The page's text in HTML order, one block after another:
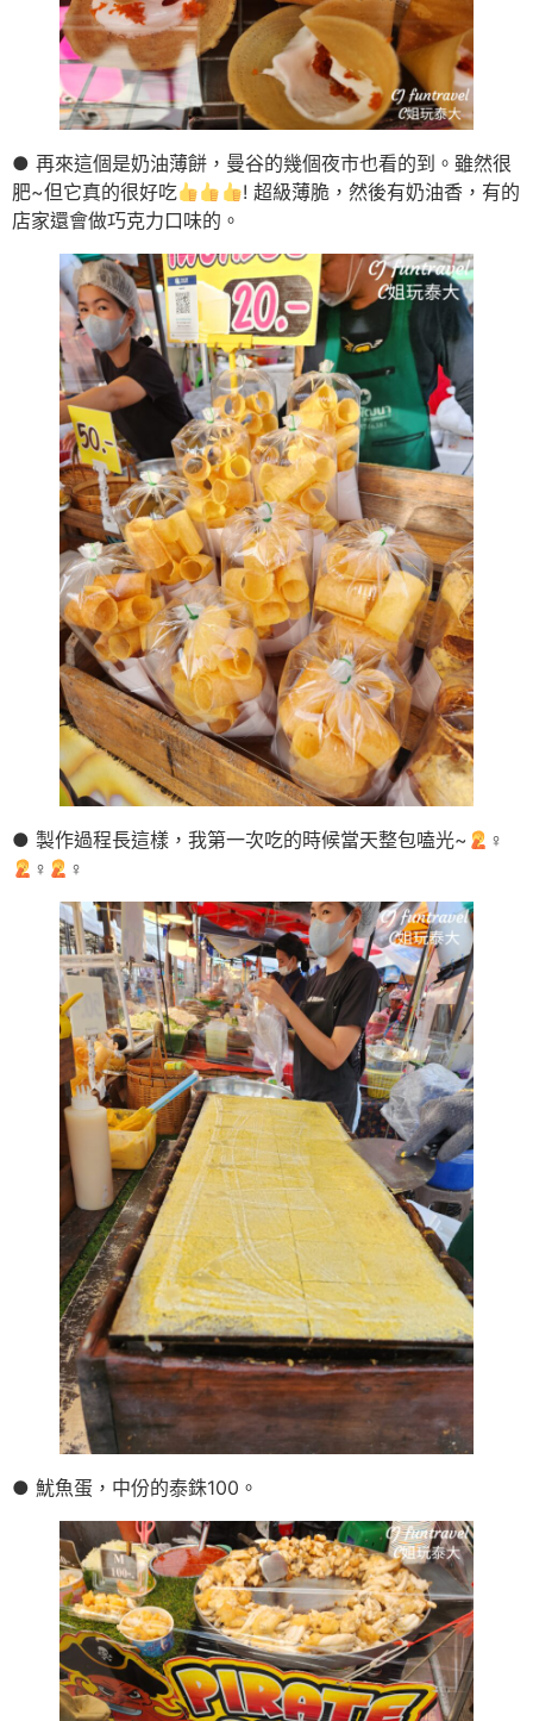
● 再來這個是奶油薄餅，曼谷的幾個夜市也看的到。雖然很
肥~但它真的很好吃
! 超級薄脆，然後有奶油香，有的
店家還會做巧克力口味的。
● 製作過程長這樣，我第一次吃的時候當天整包嗑光~
‍♀
‍♀
‍♀
● 魷魚蛋，中份的泰銖100。